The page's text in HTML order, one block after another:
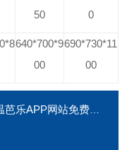
50
0
640*700*9
00
690*730*11
00
网站免费进入2023